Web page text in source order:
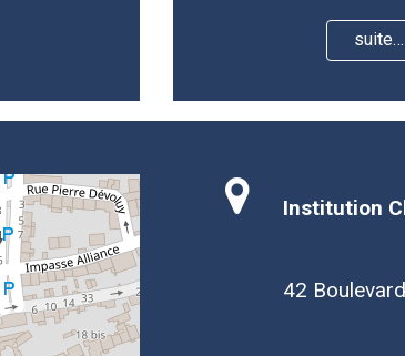
suite…
Institution
42